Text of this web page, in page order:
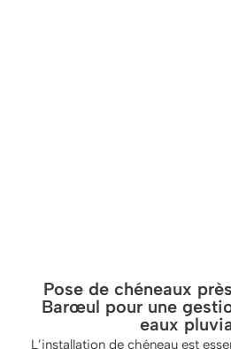
Pose de chéneaux
Barœul pour une
eaux
L’installation de chéneau est